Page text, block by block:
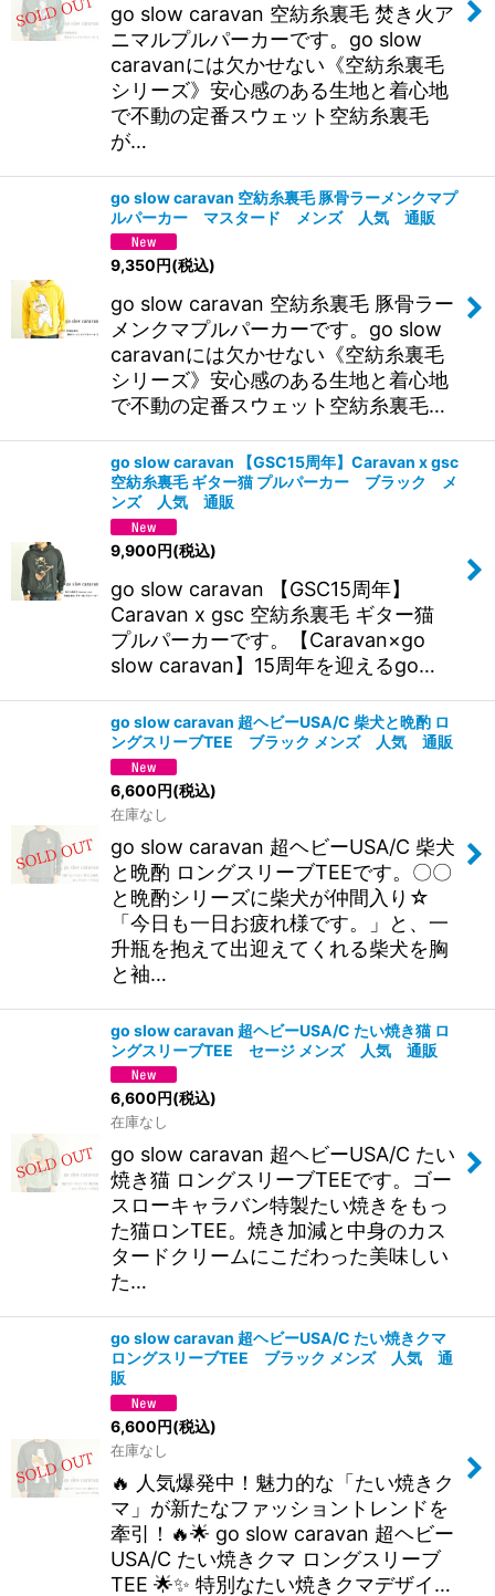
go slow caravan 空紡糸裏毛 焚き火ア
ニマルプルパーカーです。go slow
caravanには欠かせない《空紡糸裏毛
シリーズ》安心感のある生地と着心地
で不動の定番スウェット空紡糸裏毛
が…
go slow caravan 空紡糸裏毛 豚骨ラーメンクマプ
ルパーカー マスタード メンズ 人気 通販
9,350円(税込)
go slow caravan 空紡糸裏毛 豚骨ラー
メンクマプルパーカーです。go slow
caravanには欠かせない《空紡糸裏毛
シリーズ》安心感のある生地と着心地
で不動の定番スウェット空紡糸裏毛…
go slow caravan 【GSC15周年】Caravan x gsc
空紡糸裏毛 ギター猫 プルパーカー ブラック メ
ンズ 人気 通販
9,900円(税込)
go slow caravan 【GSC15周年】
Caravan x gsc 空紡糸裏毛 ギター猫
プルパーカーです。【Caravan×go
slow caravan】15周年を迎えるgo…
go slow caravan 超ヘビーUSA/C 柴犬と晩酌 ロ
ングスリーブTEE ブラック メンズ 人気 通販
6,600円(税込)
在庫なし
go slow caravan 超ヘビーUSA/C 柴犬
と晩酌 ロングスリーブTEEです。〇〇
と晩酌シリーズに柴犬が仲間入り☆
「今日も一日お疲れ様です。」と、一
升瓶を抱えて出迎えてくれる柴犬を胸
と袖…
go slow caravan 超ヘビーUSA/C たい焼き猫 ロ
ングスリーブTEE セージ メンズ 人気 通販
6,600円(税込)
在庫なし
go slow caravan 超ヘビーUSA/C たい
焼き猫 ロングスリーブTEEです。ゴー
スローキャラバン特製たい焼きをもっ
た猫ロンTEE。焼き加減と中身のカス
タードクリームにこだわった美味しい
た…
go slow caravan 超ヘビーUSA/C たい焼きクマ
ロングスリーブTEE ブラック メンズ 人気 通
販
6,600円(税込)
在庫なし
🔥 人気爆発中！魅力的な「たい焼きク
マ」が新たなファッショントレンドを
牽引！🔥🌟 go slow caravan 超ヘビー
USA/C たい焼きクマ ロングスリーブ
TEE 🌟✨ 特別なたい焼きクマデザイ…